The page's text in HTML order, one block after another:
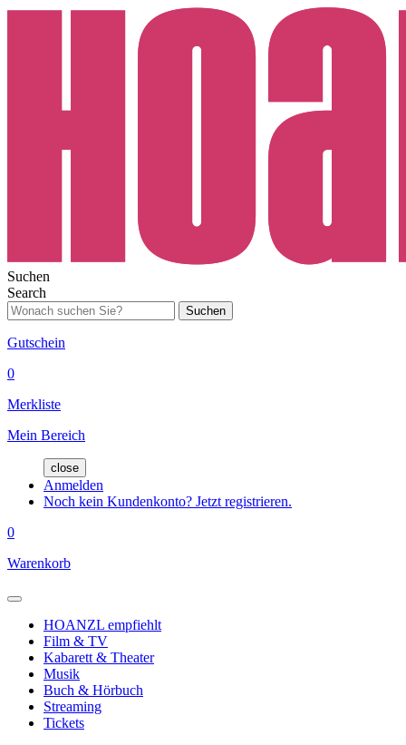
Suchen
Search
Suchen
Gutschein
0
Merkliste
Mein Bereich
close
Anmelden
Noch kein Kundenkonto? Jetzt registrieren.
0
Warenkorb
HOANZL empfiehlt
Film & TV
Kabarett & Theater
Musik
Buch & Hörbuch
Streaming
Tickets